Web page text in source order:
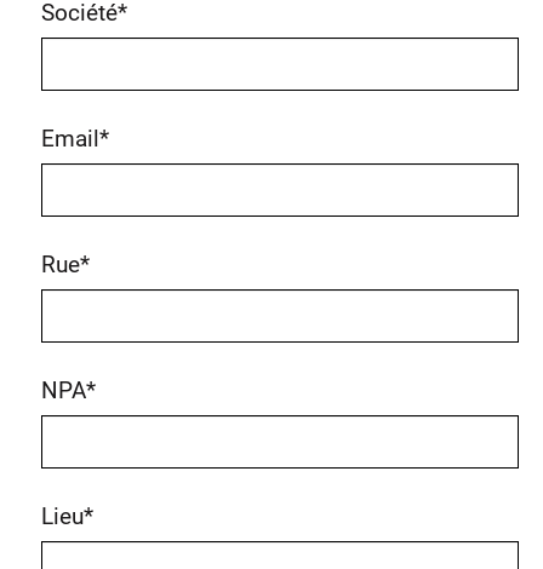
Société*
Email*
Rue*
NPA*
Lieu*